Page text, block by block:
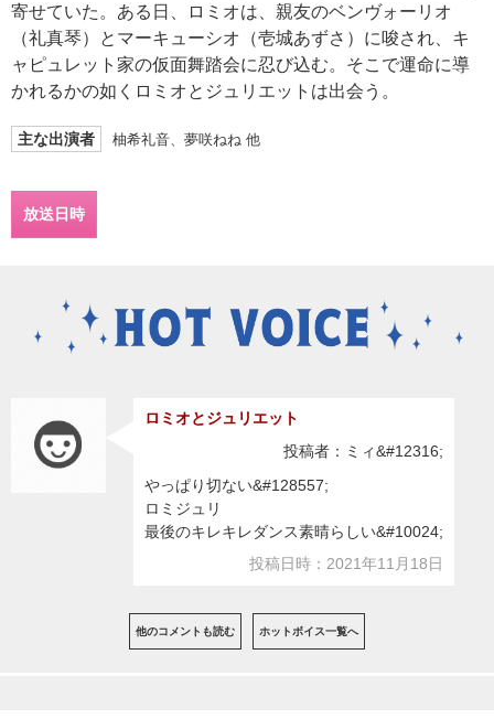
寄せていた。ある日、ロミオは、親友のベンヴォーリオ
（礼真琴）とマーキューシオ（壱城あずさ）に唆され、キ
ャピュレット家の仮面舞踏会に忍び込む。そこで運命に導
かれるかの如くロミオとジュリエットは出会う。
主な出演者 柚希礼音、夢咲ねね 他
放送日時
ロミオとジュリエット
投稿者：ミィ&#12316;
やっぱり切ない&#128557;
ロミジュリ
最後のキレキレダンス素晴らしい&#10024;
投稿日時：2021年11月18日
他のコメントも読む ホットボイス一覧へ